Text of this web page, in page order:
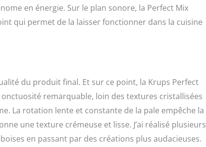
en énergie. Sur le plan sonore, la Perfect Mix
qui permet de la laisser fonctionner dans la cuisine
du produit final. Et sur ce point, la Krups Perfect
remarquable, loin des textures cristallisées
La rotation lente et constante de la pale empêche la
une texture crémeuse et lisse. J’ai réalisé plusieurs
en passant par des créations plus audacieuses.